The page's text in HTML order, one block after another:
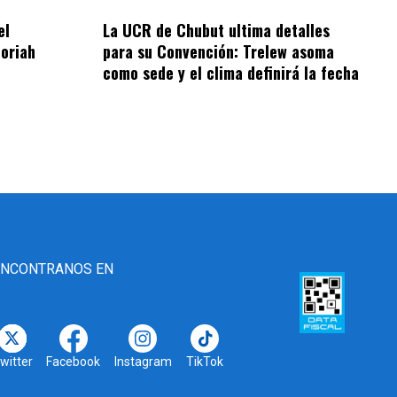
La UCR de Chubut ultima detalles
para su Convención: Trelew asoma
como sede y el clima definirá la fecha
EN
Facebook Instagram TikTok